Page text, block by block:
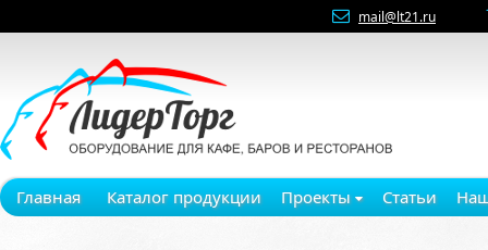
mail@lt21.ru
Главная Каталог продукции Проекты Статьи